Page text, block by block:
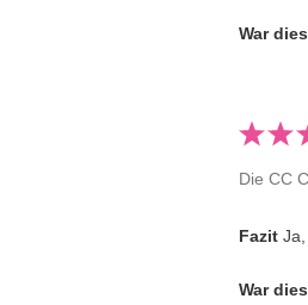
War
Die CC
FazitJa,
War